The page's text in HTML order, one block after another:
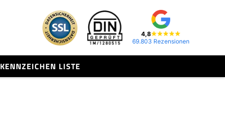
4,8
69.803 Rezensionen
KENNZEICHEN LISTE